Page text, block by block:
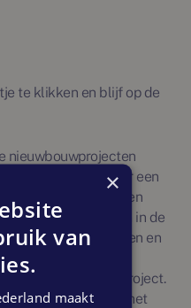
te klikken en blijf op de
nieuwbouwprojecten
en niet door een
over deze projecten
in de
aan veranderingen en
voor
realisatie van het project.
door het
×
van
maakt